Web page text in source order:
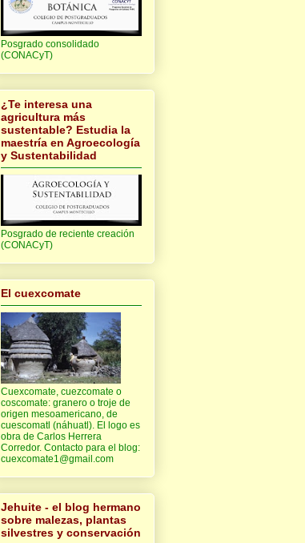
Posgrado consolidado
(CONACyT)
¿Te interesa una
agricultura más
sustentable? Estudia la
maestría en Agroecología
y Sustentabilidad
Posgrado de reciente creación
(CONACyT)
El cuexcomate
Cuexcomate, cuezcomate o
coscomate: granero o troje de
origen mesoamericano, de
cuescomatl (náhuatl). El logo es
obra de Carlos Herrera
Corredor. Contacto para el blog:
cuexcomate1@gmail.com
Jehuite - el blog hermano
sobre malezas, plantas
silvestres y conservación